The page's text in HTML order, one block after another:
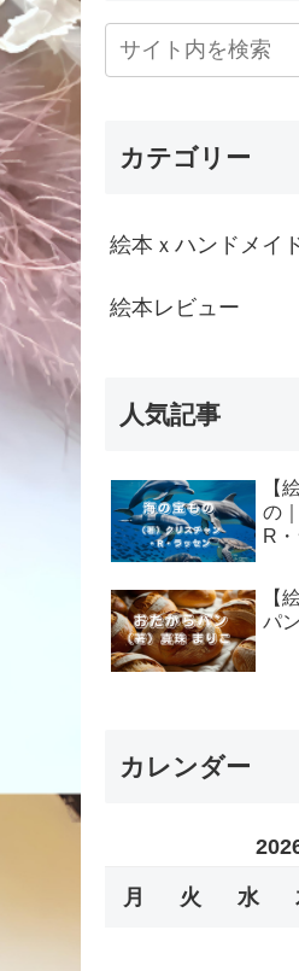
カテゴリー
絵本ｘハンドメイ
絵本レビュー
人気記事
【
の
R
【
パ
カレンダー
月 火 水